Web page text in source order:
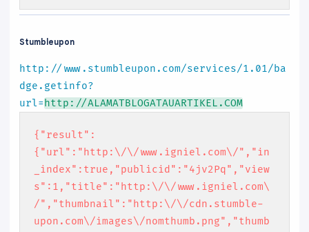
Stumbleupon
http://www.stumbleupon.com/services/1.01/ba
dge.getinfo?
url=http://ALAMATBLOGATAUARTIKEL.COM
{"result":
{"url":"http:\/\/www.igniel.com\/","in
_index":true,"publicid":"4jv2Pq","view
s":1,"title":"http:\/\/www.igniel.com\
/","thumbnail":"http:\/\/cdn.stumble-
upon.com\/images\/nomthumb.png","thumb